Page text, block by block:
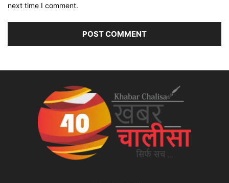
next time I comment.